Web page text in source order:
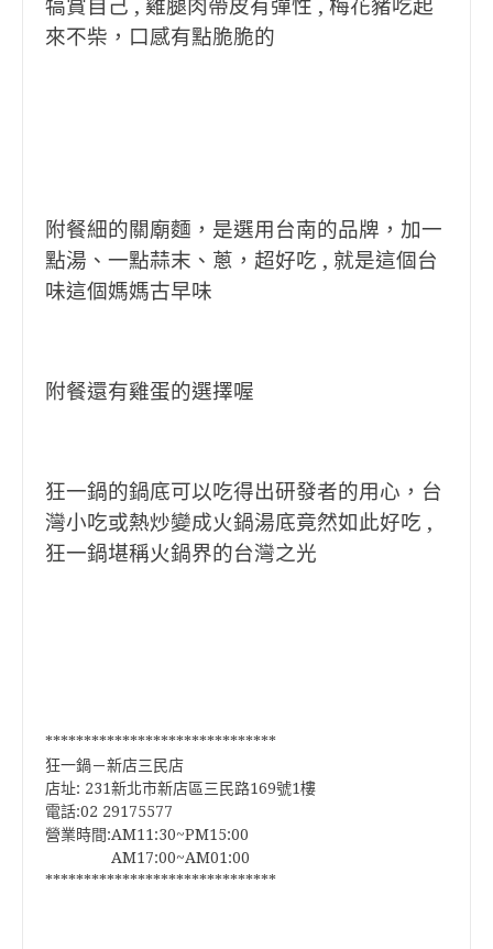
犒賞自己 , 雞腿肉帶皮有彈性 , 梅花豬吃起
來不柴，口感有點脆脆的
附餐細的關廟麵，是選用台南的品牌，加一
點湯、一點蒜末、蔥，超好吃 , 就是這個台
味這個媽媽古早味
附餐還有雞蛋的選擇喔
狂一鍋的鍋底可以吃得出研發者的用心，台
灣小吃或熱炒變成火鍋湯底竟然如此好吃 ,
狂一鍋堪稱火鍋界的台灣之光
******************************
狂一鍋－新店三民店
店址: 231新北市新店區三民路169號1樓
電話:02 29175577
營業時間:AM11:30~PM15:00
AM17:00~AM01:00
******************************